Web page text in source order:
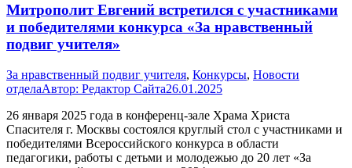
Митрополит Евгений встретился с участниками
и победителями конкурса «За нравственный
подвиг учителя»
За нравственный подвиг учителя, Конкурсы, Новости
отделаАвтор: Редактор Сайта26.01.2025
26 января 2025 года в конференц-зале Храма Христа
Спасителя г. Москвы состоялся круглый стол с участниками и
победителями Всероссийского конкурса в области
педагогики, работы с детьми и молодежью до 20 лет «За